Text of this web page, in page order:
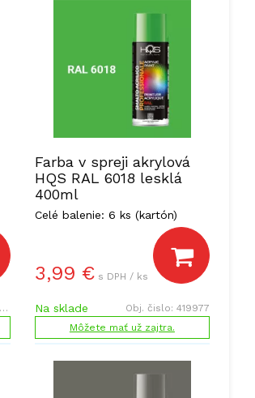
Farba v spreji akrylová
HQS RAL 6018 lesklá
400ml
Celé balenie: 6 ks (kartón)
3,99 € s DPH / ks
Na sklade Obj. čislo: 419977
Môžete mať už zajtra.